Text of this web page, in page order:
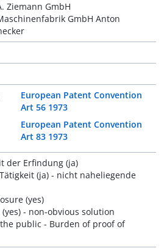
Ziemann GmbH
GmbH Anton
European Patent Convention
Art 56 1973
European Patent Convention
Art 83 1973
der Erfindung (ja)
(ja) - nicht naheliegende
(yes)
- non-obvious solution
public - Burden of proof of